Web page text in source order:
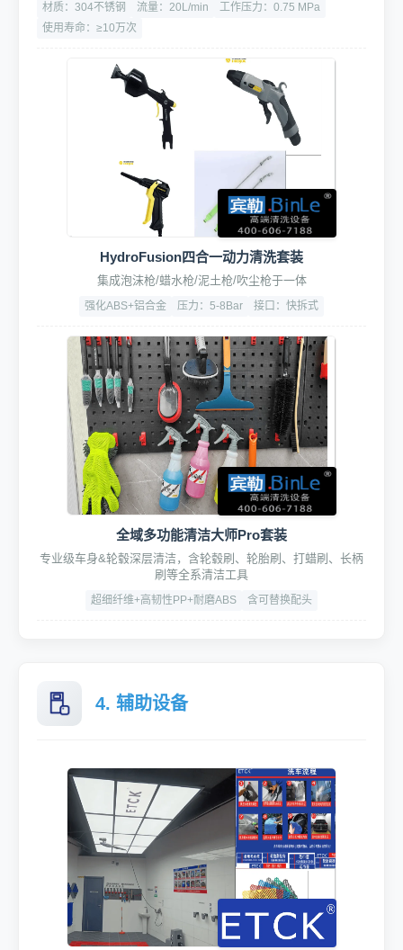
材质：304不锈钢 流量：20L/min
工作压力：0.75 MPa
使用寿命：≥10万次
HydroFusion四合一动力清洗套装
集成泡沫枪/蜡水枪/泥土枪/吹尘枪于一体
强化ABS+铝合金 压力：5-8Bar 接口：快拆式
全域多功能清洁大师Pro套装
专业级车身&轮毂深层清洁，含轮毂刷、轮胎刷、打蜡刷、长柄
刷等全系清洁工具
超细纤维+高韧性PP+耐磨ABS 含可替换配头
4. 辅助设备